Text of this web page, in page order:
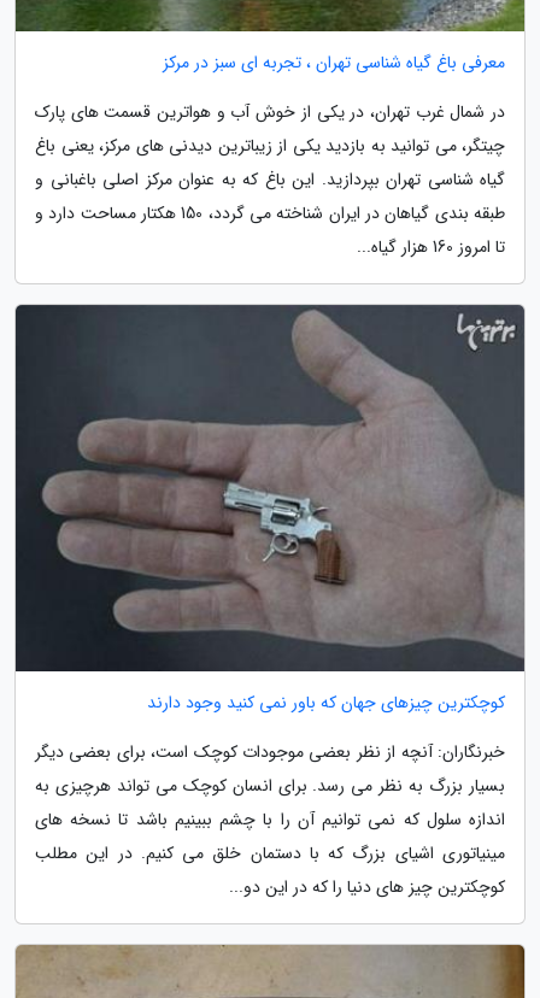
معرفی باغ گیاه شناسی تهران ، تجربه ای سبز در مرکز
در شمال غرب تهران، در یکی از خوش آب و هواترین قسمت های پارک
چیتگر، می توانید به بازدید یکی از زیباترین دیدنی های مرکز، یعنی باغ
گیاه شناسی تهران بپردازید. این باغ که به عنوان مرکز اصلی باغبانی و
طبقه بندی گیاهان در ایران شناخته می گردد، 150 هکتار مساحت دارد و
تا امروز 160 هزار گیاه...
کوچکترین چیزهای جهان که باور نمی کنید وجود دارند
خبرنگاران: آنچه از نظر بعضی موجودات کوچک است، برای بعضی دیگر
بسیار بزرگ به نظر می رسد. برای انسان کوچک می تواند هرچیزی به
اندازه سلول که نمی توانیم آن را با چشم ببینیم باشد تا نسخه های
مینیاتوری اشیای بزرگ که با دستمان خلق می کنیم. در این مطلب
کوچکترین چیز های دنیا را که در این دو...